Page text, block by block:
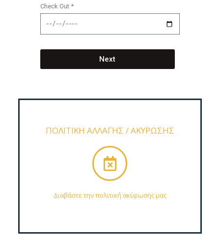
Check Out *
Next
ΠΟΛΙΤΙΚΗ ΑΛΛΑΓΗΣ / ΑΚΥΡΩΣΗΣ
Διαβάστε την πολιτική ακύρωσης μας